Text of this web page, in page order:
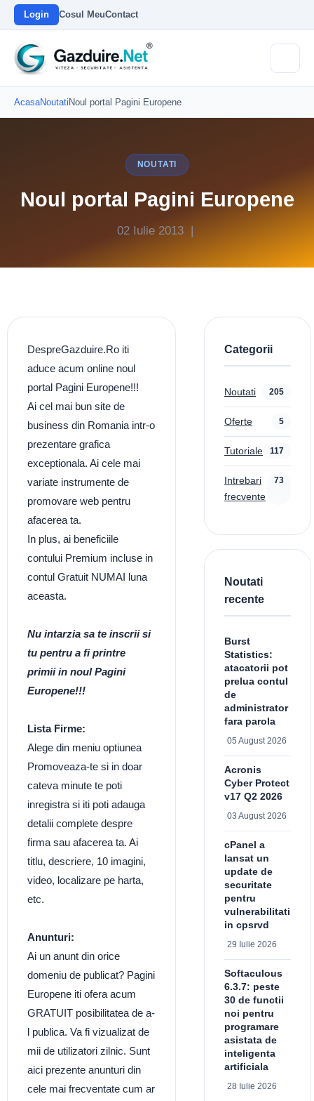
Login Cosul MeuContact
AcasaNoutati Noul portal Pagini Europene
NOUTATI
Noul portal Pagini Europene
02 Iulie 2013 |
DespreGazduire.Ro iti
aduce acum online noul
portal Pagini Europene!!!
Ai cel mai bun site de
business din Romania intr-o
prezentare grafica
exceptionala. Ai cele mai
variate instrumente de
promovare web pentru
afacerea ta.
In plus, ai beneficiile
contului Premium incluse in
contul Gratuit NUMAI luna
aceasta.
Nu intarzia sa te inscrii si
tu pentru a fi printre
primii in noul Pagini
Europene!!!
Lista Firme:
Alege din meniu optiunea
Promoveaza-te si in doar
cateva minute te poti
inregistra si iti poti adauga
detalii complete despre
firma sau afacerea ta. Ai
titlu, descriere, 10 imagini,
video, localizare pe harta,
etc.
Anunturi:
Ai un anunt din orice
domeniu de publicat? Pagini
Europene iti ofera acum
GRATUIT posibilitatea de a-
l publica. Va fi vizualizat de
mii de utilizatori zilnic. Sunt
aici prezente anunturi din
cele mai frecventate cum ar
Categorii
Noutati 205
Oferte 5
Tutoriale 117
Intrebari
frecvente
73
Noutati
recente
Burst
Statistics:
atacatorii pot
prelua contul
de
administrator
fara parola
05 August 2026
Acronis
Cyber Protect
v17 Q2 2026
03 August 2026
cPanel a
lansat un
update de
securitate
pentru
vulnerabilitati
in cpsrvd
29 Iulie 2026
Softaculous
6.3.7: peste
30 de functii
noi pentru
programare
asistata de
inteligenta
artificiala
28 Iulie 2026